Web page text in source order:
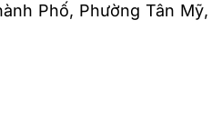
Phố, Phường Tân Mỹ,